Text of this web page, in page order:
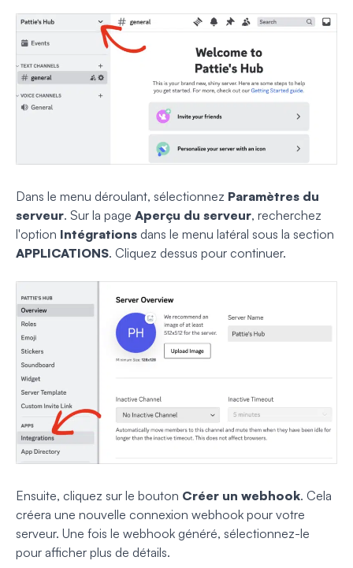
Dans le menu déroulant, sélectionnez Paramètres du
serveur. Sur la page Aperçu du serveur, recherchez
l'option Intégrations dans le menu latéral sous la section
APPLICATIONS. Cliquez dessus pour continuer.
Ensuite, cliquez sur le bouton Créer un webhook. Cela
créera une nouvelle connexion webhook pour votre
serveur. Une fois le webhook généré, sélectionnez-le
pour afficher plus de détails.